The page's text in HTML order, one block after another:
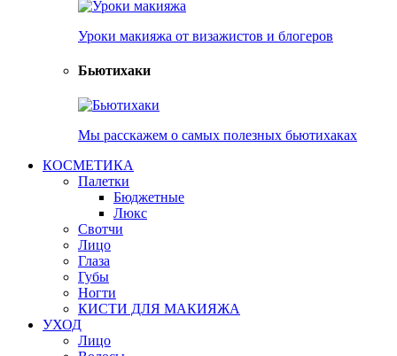
Уроки макияжа от визажистов и блогеров
Бьютихаки
Мы расскажем о самых полезных бьютихаках
КОСМЕТИКА
Палетки
Бюджетные
Люкс
Свотчи
Лицо
Глаза
Губы
Ногти
КИСТИ ДЛЯ МАКИЯЖА
УХОД
Лицо